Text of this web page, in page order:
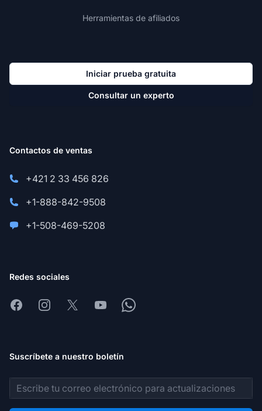
Herramientas de afiliados
Iniciar prueba gratuita
Consultar un experto
Contactos de ventas
+421 2 33 456 826
+1-888-842-9508
+1-508-469-5208
Redes sociales
FacebookInstagram
X YoutubeWhatsapp
Suscríbete a nuestro boletín
Dirección de correo electrónico